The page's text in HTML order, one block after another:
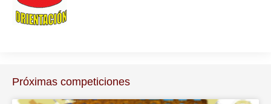
Próximas competiciones